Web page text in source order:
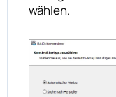
wählen.